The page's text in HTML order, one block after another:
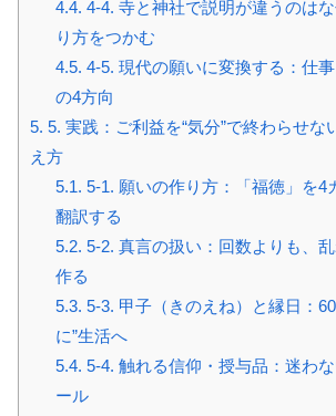
4.4. 4-4. 寺と神社で説明が違うのは
り方をつかむ
4.5. 4-5. 現代の願いに変換する：仕
の4方向
5. 5. 実践：ご利益を“気分”で終わらせな
え方
5.1. 5-1. 願いの作り方：「福徳」を4
翻訳する
5.2. 5-2. 真言の扱い：回数よりも、
作る
5.3. 5-3. 甲子（きのえね）と縁日：
に”生活へ
5.4. 5-4. 触れる信仰・授与品：迷わ
ール